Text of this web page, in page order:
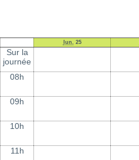
lun. 25
Sur la
journée
08h
09h
10h
11h